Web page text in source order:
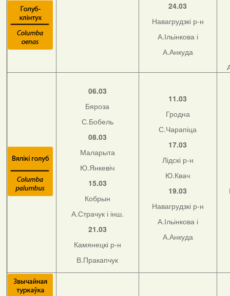
24.03
Навагрудзкі р-н
А.Ільінкова і
А.Анкуда
06.03
Бяроза
С.Бобель
08.03
Маларыта
Ю.Янкевіч
15.03
Кобрын
А.Страчук і інш.
21.03
Камянецкі р-н
В.Пракапчук
11.03
Гродна
С.Чарапіца
17.03
Лідскі р-н
Ю.Квач
19.03
Навагрудзкі р-н
А.Ільінкова і
А.Анкуда